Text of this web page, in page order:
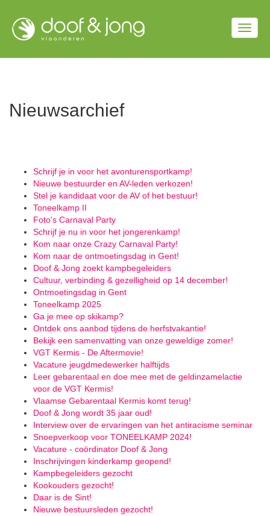
naar
Nieuwsarchief
Schrijf je in voor het avonturensportkamp!
Nieuwe bestuurder en AV-leden verkozen!
Stel je kandidaat voor de AV of het bestuur!
Toneelkamp II
Foto's Carnaval Party
Schrijf je nu in voor het jongerenkamp!
Kom naar onze Crazy Carnaval Party!
Kom naar de ontmoetingsdag in Gent!
Doof & Jong zoekt kampbegeleiders
Cultuur, verbinding & gezelligheid op 14 december!
Ontmoetingsdag in Gent
Toneelkamp 2025
Ga je mee op skikamp?
Ontdek ons aanbod tijdens de herfstvakantie!
Bekijk een samenvatting van onze geweldige zomer!
VGT Kermis - De Aftermovie!
Vacature jeugdmedewerker halftijds
Leer gebarentaal en doe mee met de geldinzamelactie
voor de VGT Kermis!
Vlaamse Gebarentaal Kermis komt terug!
Doof & Jong wordt 35 jaar oud!
Interview over de ervaringen van het antiracisme seminar
Snoepverkoop voor TONEELKAMP 2024!
Vacature - coördinator Doof & Jong
Inschrijvingen kinderkamp geopend!
Kampbegeleiders gezocht
Kookouders gezocht!
Daar is de Sint!
Nieuwe bestuursleden gezocht!